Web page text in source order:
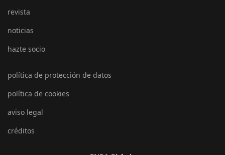
revista
noticias
hazte socio
política de protección de datos
política de cookies
aviso legal
créditos